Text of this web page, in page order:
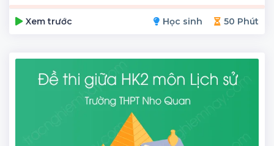
Xem trước Học sinh 50 Phút